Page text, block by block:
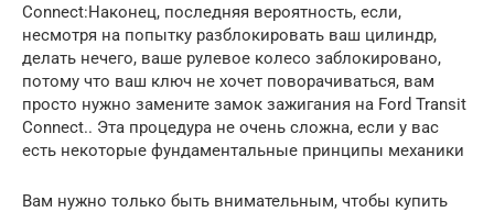
Connect:Наконец, последняя вероятность, если,
несмотря на попытку разблокировать ваш цилиндр,
делать нечего, ваше рулевое колесо заблокировано,
потому что ваш ключ не хочет поворачиваться, вам
просто нужно замените замок зажигания на Ford Transit
Connect.. Эта процедура не очень сложна, если у вас
есть некоторые фундаментальные принципы механики
Вам нужно только быть внимательным, чтобы купить